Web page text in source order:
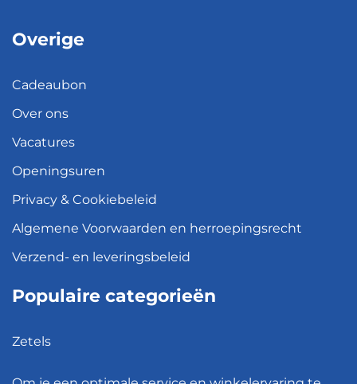
Overige
Cadeaubon
Over ons
Vacatures
Openingsuren
Privacy & Cookiebeleid
Algemene Voorwaarden en herroepingsrecht
Verzend- en leveringsbeleid
Populaire categorieën
Zetels